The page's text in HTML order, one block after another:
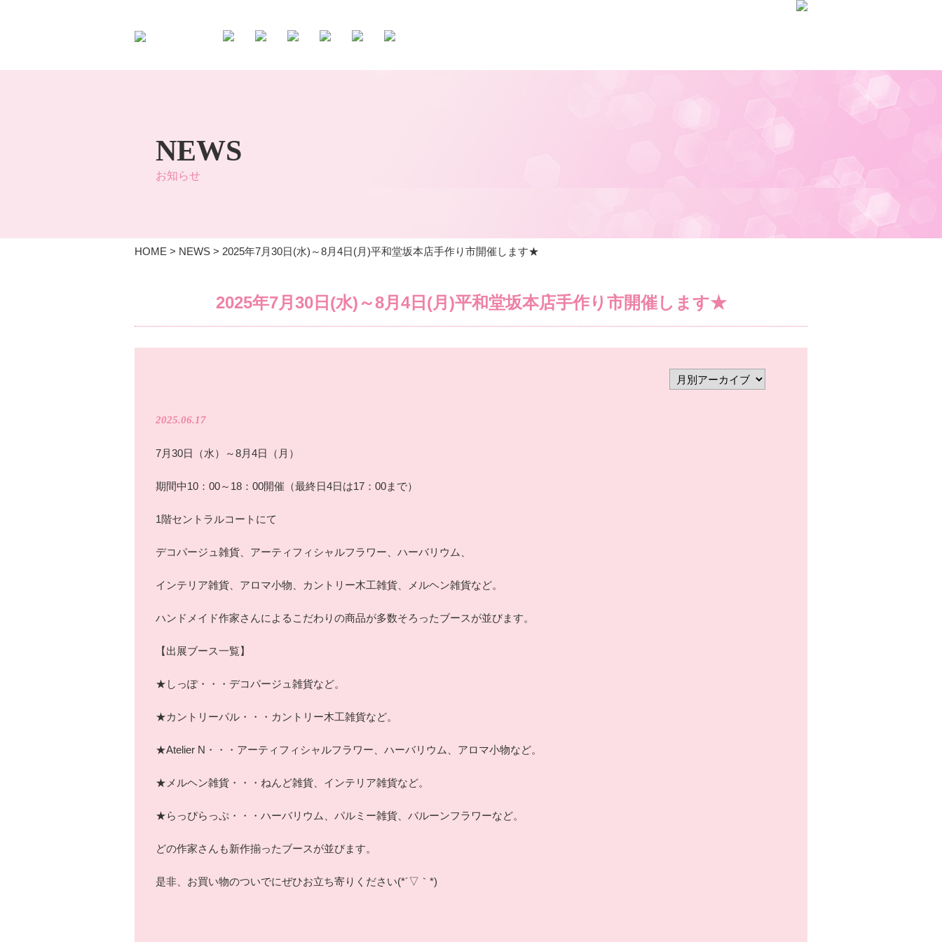
NEWS
お知らせ
HOME > NEWS > 2025年7月30日(水)～8月4日(月)平和堂坂本店手作り市開催します★
2025年7月30日(水)～8月4日(月)平和堂坂本店手作り市開催します★
2025.06.17
7月30日（水）～8月4日（月）
期間中10：00～18：00開催（最終日4日は17：00まで）
1階セントラルコートにて
デコパージュ雑貨、アーティフィシャルフラワー、ハーバリウム、
インテリア雑貨、アロマ小物、カントリー木工雑貨、メルヘン雑貨など。
ハンドメイド作家さんによるこだわりの商品が多数そろったブースが並びます。
【出展ブース一覧】
★しっぽ・・・デコパージュ雑貨など。
★カントリーパル・・・カントリー木工雑貨など。
★Atelier N・・・アーティフィシャルフラワー、ハーバリウム、アロマ小物など。
★メルヘン雑貨・・・ねんど雑貨、インテリア雑貨など。
★らっぴらっぷ・・・ハーバリウム、パルミー雑貨、バルーンフラワーなど。
どの作家さんも新作揃ったブースが並びます。
是非、お買い物のついでにぜひお立ち寄りください(*´▽｀*)